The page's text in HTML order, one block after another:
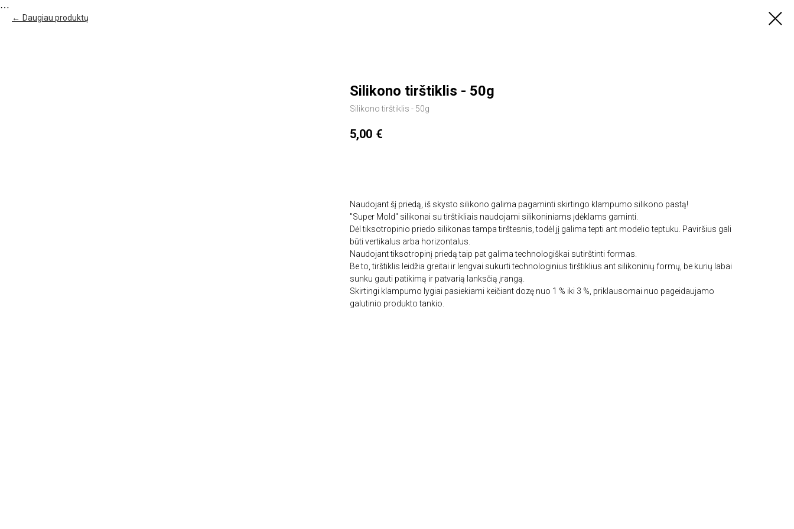
…
Daugiau produktų
Silikono tirštiklis - 50g
Silikono tirštiklis - 50g
5,00 €
Naudojant šį priedą, iš skysto silikono galima pagaminti skirtingo klampumo silikono pastą!
"Super Mold" silikonai su tirštikliais naudojami silikoniniams įdėklams gaminti.
Dėl tiksotropinio priedo silikonas tampa tirštesnis, todėl jį galima tepti ant modelio teptuku. Paviršius gali
būti vertikalus arba horizontalus.
Naudojant tiksotropinį priedą taip pat galima technologiškai sutirštinti formas.
Be to, tirštiklis leidžia greitai ir lengvai sukurti technologinius tirštiklius ant silikoninių formų, be kurių labai
sunku gauti patikimą ir patvarią lanksčią įrangą.
Skirtingi klampumo lygiai pasiekiami keičiant dozę nuo 1 % iki 3 %, priklausomai nuo pageidaujamo
galutinio produkto tankio.